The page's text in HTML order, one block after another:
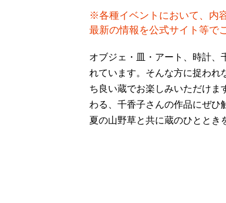
※各種イベントにおいて、内
最新の情報を公式サイト等で
オブジェ・皿・アート、時計、
れています。そんな方に捉われ
ち良い蔵でお楽しみいただけま
わる、千香子さんの作品にぜひ
夏の山野草と共に蔵のひととき